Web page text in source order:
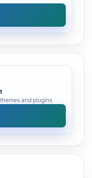
and plugins